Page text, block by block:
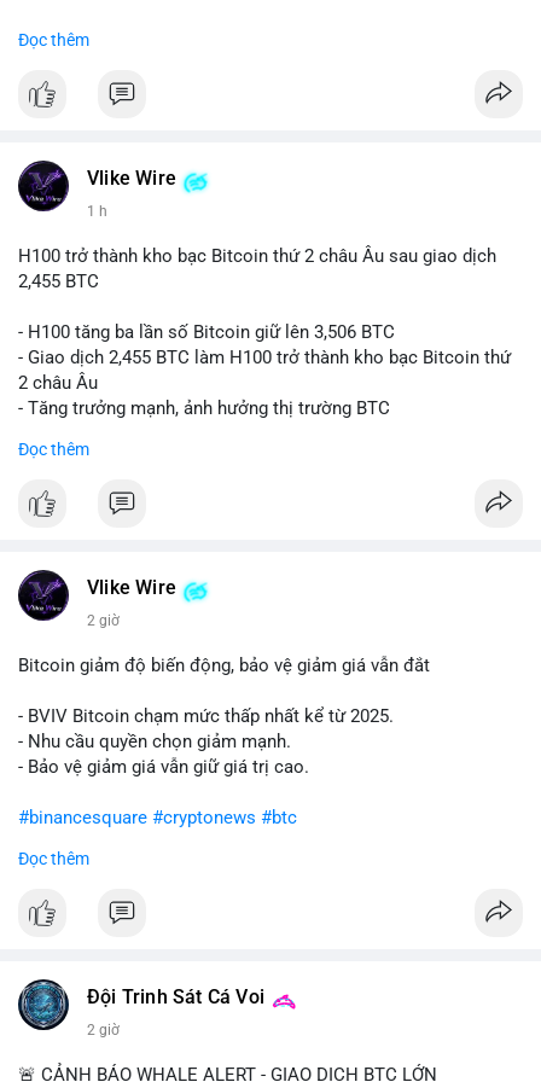
📰 Nguồn: CoinDesk
Đọc thêm
Vlike Wire
1 h
H100 trở thành kho bạc Bitcoin thứ 2 châu Âu sau giao dịch
2,455 BTC
- H100 tăng ba lần số Bitcoin giữ lên 3,506 BTC
- Giao dịch 2,455 BTC làm H100 trở thành kho bạc Bitcoin thứ
2 châu Âu
- Tăng trưởng mạnh, ảnh hưởng thị trường BTC
#binancesquare
$btc
📰 Nguồn: Cointelegraph
Đọc thêm
Vlike Wire
2 giờ
Bitcoin giảm độ biến động, bảo vệ giảm giá vẫn đắt
- BVIV Bitcoin chạm mức thấp nhất kể từ 2025.
- Nhu cầu quyền chọn giảm mạnh.
- Bảo vệ giảm giá vẫn giữ giá trị cao.
#binancesquare #cryptonews #btc
$btc
#vlikevn #titanbot
Đọc thêm
Đội Trinh Sát Cá Voi
2 giờ
🚨 CẢNH BÁO WHALE ALERT - GIAO DỊCH BTC LỚN